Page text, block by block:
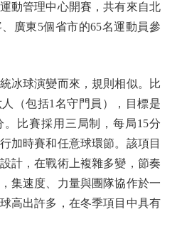
動管理中心開賽，共有來自北
廣東5個省市的65名運動員參
球演變而來，規則相似。比
（包括1名守門員），目標是
比賽採用三局制，每局15分
加時賽和任意球環節。該項目
計，在戰術上複雜多變，節奏
集速度、力量與團隊協作於一
高出許多，在冬季項目中具有